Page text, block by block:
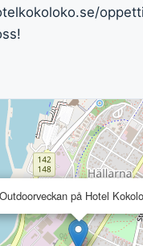
Outdoorveckan på Hotel